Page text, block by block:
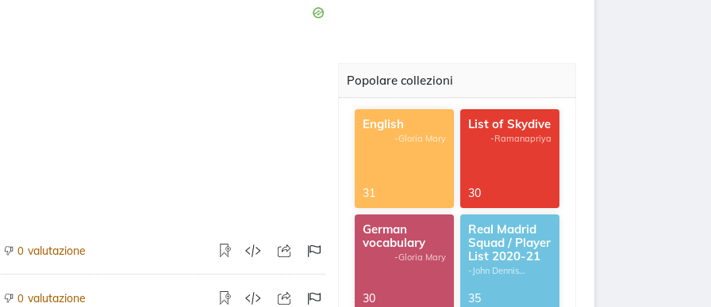
0 valutazione
0 valutazione
Popolare collezioni
English
-Gloria Mary
31
List of Skydive
-Ramanapriya
30
German
vocabulary
-Gloria Mary
30
Real Madrid
Squad / Player
List 2020-21
-John Dennis
35